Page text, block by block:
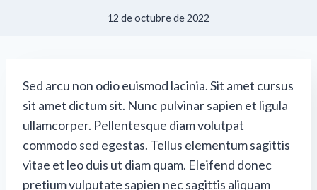
12 de octubre de 2022
Sed arcu non odio euismod lacinia. Sit amet cursus
sit amet dictum sit. Nunc pulvinar sapien et ligula
ullamcorper. Pellentesque diam volutpat
commodo sed egestas. Tellus elementum sagittis
vitae et leo duis ut diam quam. Eleifend donec
pretium vulputate sapien nec sagittis aliquam